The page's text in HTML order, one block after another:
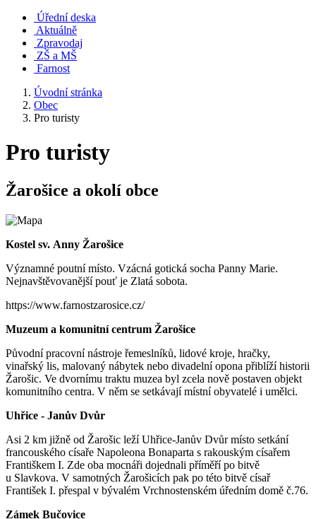
Úřední deska
Aktuálně
Zpravodaj
ZŠ a MŠ
Farnost
Úvodní stránka
Obec
Pro turisty
Pro turisty
Žarošice a okolí obce
Kostel sv. Anny Žarošice
Významné poutní místo. Vzácná gotická socha Panny Marie.
Nejnavštěvovanější pouť je Zlatá sobota.
https://www.farnostzarosice.cz/
Muzeum a komunitní centrum Žarošice
Původní pracovní nástroje řemeslníků, lidové kroje, hračky,
vinařský lis, malovaný nábytek nebo divadelní opona přiblíží historii
Žarošic. Ve dvornímu traktu muzea byl zcela nově postaven objekt
komunitního centra. V něm se setkávají místní obyvatelé i umělci.
Uhřice - Janův Dvůr
Asi 2 km jižně od Žarošic leží Uhřice-Janův Dvůr místo setkání
francouského císaře Napoleona Bonaparta s rakouským císařem
Františkem I. Zde oba mocnáři dojednali příměří po bitvě
u Slavkova. V samotných Žarošicích pak po této bitvě císař
František I. přespal v bývalém Vrchnostenském úředním domě č.76.
Zámek Bučovice